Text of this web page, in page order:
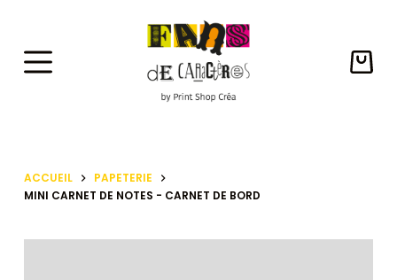
a
s
a
u
o
Panier
ACCUEIL
PAPETERIE
MINI CARNET DE NOTES - CARNET DE BORD